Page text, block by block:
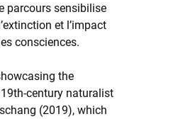
parcours sensibilise
et l’impact
consciences.
the
century naturalist
(2019), which